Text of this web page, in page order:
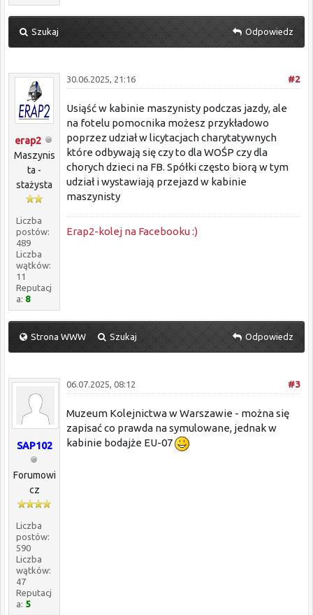
Szukaj Odpowiedz
erap2
Maszynis
ta -
stażysta
Liczba
postów:
489
Liczba
wątków:
11
Reputacj
a: 8
#2
30.06.2025, 21:16
Usiąść w kabinie maszynisty podczas jazdy, ale
na fotelu pomocnika możesz przykładowo
poprzez udział w licytacjach charytatywnych
które odbywają się czy to dla WOŚP czy dla
chorych dzieci na FB. Spółki często biorą w tym
udział i wystawiają przejazd w kabinie
maszynisty
Erap2-kolej na Facebooku :)
Strona WWW Szukaj Odpowiedz
SAP102
Forumowi
cz
Liczba
postów:
590
Liczba
wątków:
47
Reputacj
a: 5
#3
06.07.2025, 08:12
Muzeum Kolejnictwa w Warszawie - można się
zapisać co prawda na symulowane, jednak w
kabinie bodajże EU-07